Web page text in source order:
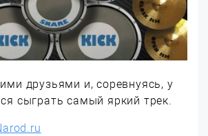
друзьями и, соревнуясь, у
сыграть самый яркий трек.